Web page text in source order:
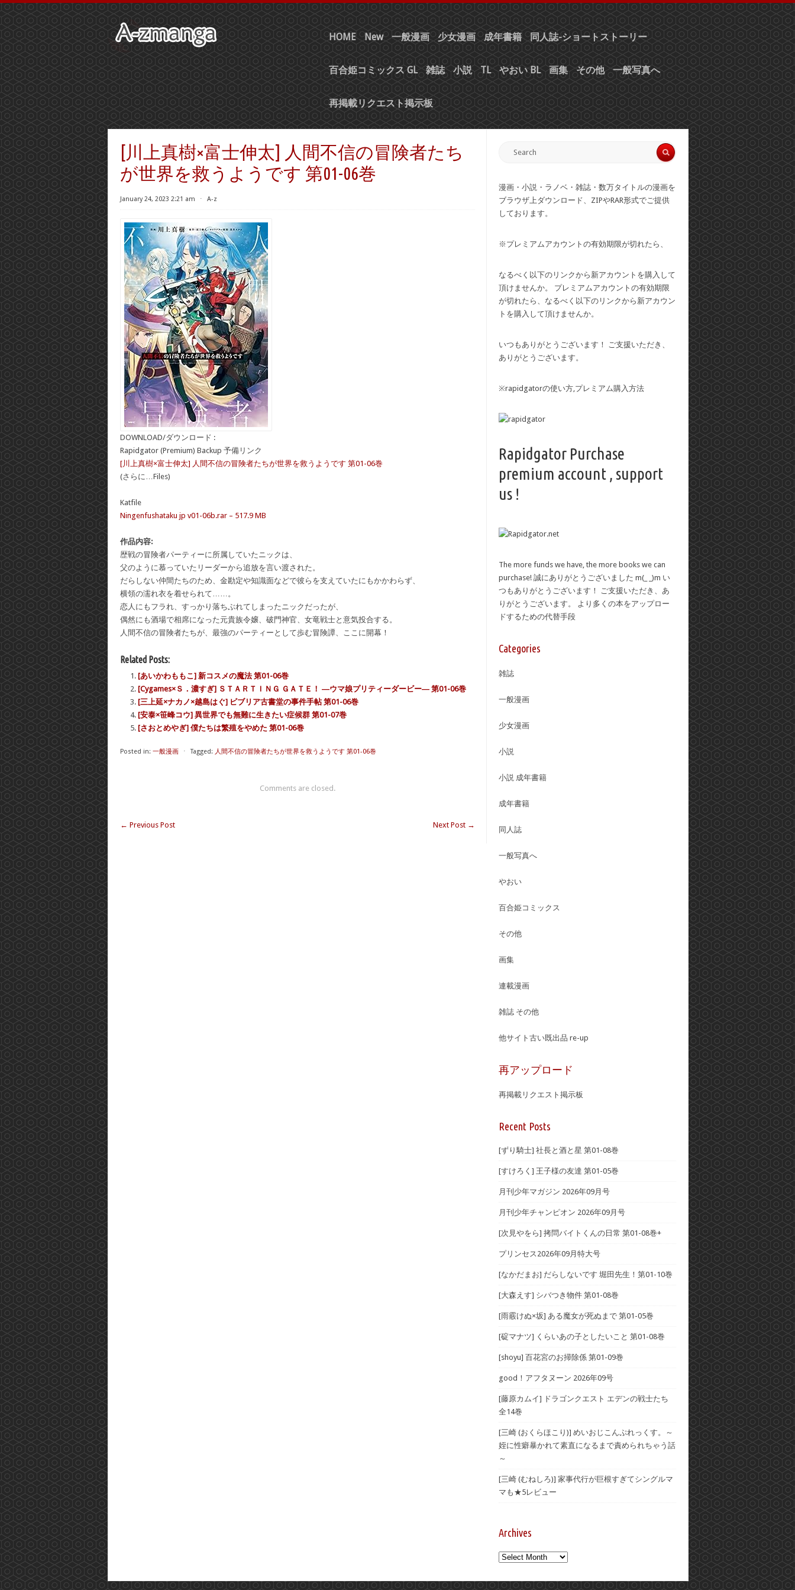
HOME New 一般漫画 少女漫画 成年書籍 同人誌-ショートストーリー
百合姫コミックス GL 雑誌 小説 TL やおい BL 画集 その他 一般写真へ
再掲載リクエスト掲示板
[川上真樹×富士伸太] 人間不信の冒険者たち
が世界を救うようです 第01-06巻
January 24, 2023 2:21 am ⋅ A-z
DOWNLOAD/ダウンロード :
Rapidgator (Premium) Backup 予備リンク
[川上真樹×富士伸太] 人間不信の冒険者たちが世界を救うようです 第01-06巻
(さらに…Files)
Katfile
Ningenfushataku jp v01-06b.rar – 517.9 MB
作品内容:
歴戦の冒険者パーティーに所属していたニックは、
父のように慕っていたリーダーから追放を言い渡された。
だらしない仲間たちのため、金勘定や知識面などで彼らを支えていたにもかかわらず、
横領の濡れ衣を着せられて……。
恋人にもフラれ、すっかり落ちぶれてしまったニックだったが、
偶然にも酒場で相席になった元貴族令嬢、破門神官、女竜戦士と意気投合する。
人間不信の冒険者たちが、最強のパーティーとして歩む冒険譚、ここに開幕！
Related Posts:
[あいかわももこ] 新コスメの魔法 第01-06巻
[Cygames×Ｓ．濃すぎ] ＳＴＡＲＴＩＮＧ ＧＡＴＥ！ ―ウマ娘プリティーダービー― 第01-06巻
[三上延×ナカノ×越島はぐ] ビブリア古書堂の事件手帖 第01-06巻
[安泰×笹峰コウ] 異世界でも無難に生きたい症候群 第01-07巻
[さおとめやぎ] 僕たちは繁殖をやめた 第01-06巻
Posted in: 一般漫画 ⋅ Tagged: 人間不信の冒険者たちが世界を救うようです 第01-06巻
Comments are closed.
← Previous Post Next Post →
漫画・小説・ラノベ・雑誌・数万タイトルの漫画を
ブラウザ上ダウンロード、ZIPやRAR形式でご提供
しております。
※プレミアムアカウントの有効期限が切れたら、
なるべく以下のリンクから新アカウントを購入して
頂けませんか。 プレミアムアカウントの有効期限
が切れたら、なるべく以下のリンクから新アカウン
トを購入して頂けませんか。
いつもありがとうございます！ ご支援いただき、
ありがとうございます。
※rapidgatorの使い方,プレミアム購入方法
Rapidgator Purchase
premium account , support
us !
The more funds we have, the more books we can
purchase! 誠にありがとうございました m(_ _)m い
つもありがとうございます！ ご支援いただき、あ
りがとうございます。 より多くの本をアップロー
ドするための代替手段
Categories
雑誌
一般漫画
少女漫画
小説
小説 成年書籍
成年書籍
同人誌
一般写真へ
やおい
百合姫コミックス
その他
画集
連載漫画
雑誌 その他
他サイト古い既出品 re-up
再アップロード
再掲載リクエスト掲示板
Recent Posts
[ずり騎士] 社長と酒と星 第01-08巻
[すけろく] 王子様の友達 第01-05巻
月刊少年マガジン 2026年09月号
月刊少年チャンピオン 2026年09月号
[次見やをら] 拷問バイトくんの日常 第01-08巻+
プリンセス2026年09月特大号
[なかだまお] だらしないです 堀田先生！第01-10巻
[大森えす] シバつき物件 第01-08巻
[雨霰けぬ×坂] ある魔女が死ぬまで 第01-05巻
[碇マナツ] くらいあの子としたいこと 第01-08巻
[shoyu] 百花宮のお掃除係 第01-09巻
good！アフタヌーン 2026年09号
[藤原カムイ] ドラゴンクエスト エデンの戦士たち
全14巻
[三崎 (おくらほこり)] めいおじこんぷれっくす。～
姪に性癖暴かれて素直になるまで責められちゃう話
～
[三崎 (むねしろ)] 家事代行が巨根すぎてシングルマ
マも★5レビュー
Archives
Archives